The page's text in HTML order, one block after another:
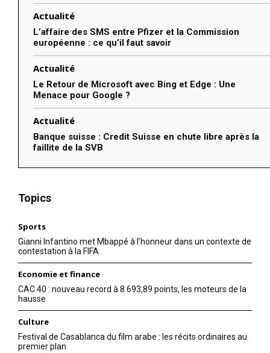
Actualité
L’affaire des SMS entre Pfizer et la Commission
européenne : ce qu’il faut savoir
Actualité
Le Retour de Microsoft avec Bing et Edge : Une
Menace pour Google ?
Actualité
Banque suisse : Credit Suisse en chute libre après la
faillite de la SVB
Topics
Sports
Gianni Infantino met Mbappé à l’honneur dans un contexte de
contestation à la FIFA
Economie et finance
CAC 40 : nouveau record à 8 693,89 points, les moteurs de la
hausse
Culture
Festival de Casablanca du film arabe : les récits ordinaires au
premier plan